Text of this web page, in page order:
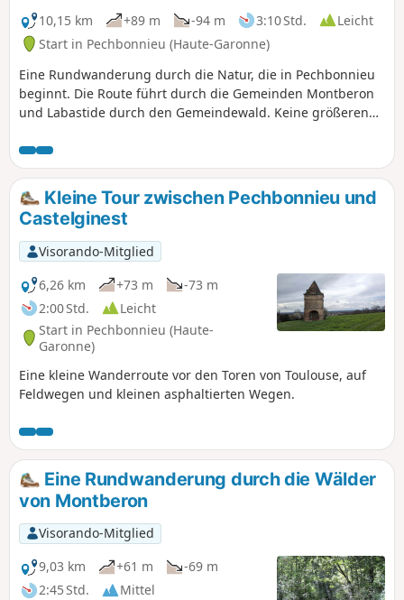
10,15 km
+89 m -94 m 3:10 Std.
Leicht
Start in Pechbonnieu (Haute-Garonne)
Eine Rundwanderung durch die Natur, die in Pechbonnieu
beginnt. Die Route führt durch die Gemeinden Montberon
und Labastide durch den Gemeindewald. Keine größeren
schlammigen Untergrund tragen.Eine Wasserstelle befindet
sich am Stadion der Gemeinde Labastide.
Kleine Tour zwischen Pechbonnieu und
Castelginest
Visorando-Mitglied
6,26 km
+73 m
-73 m
2:00 Std.
Leicht
Start in Pechbonnieu (Haute-
Garonne)
Eine kleine Wanderroute vor den Toren von Toulouse, auf
Feldwegen und kleinen asphaltierten Wegen.
Eine Rundwanderung durch die Wälder
von Montberon
Visorando-Mitglied
9,03 km
+61 m
-69 m
2:45 Std.
Mittel